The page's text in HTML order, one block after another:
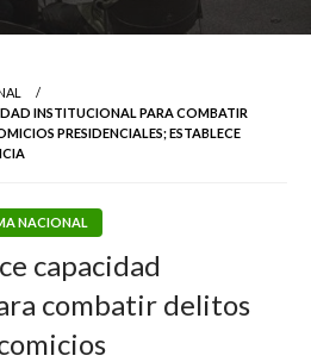
INSTITUCIONAL PARA COMBATIR
PRESIDENCIALES; ESTABLECE
NACIONAL
capacidad
combatir delitos